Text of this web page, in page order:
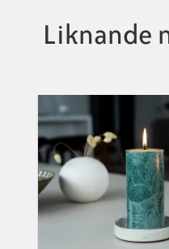
Liknande